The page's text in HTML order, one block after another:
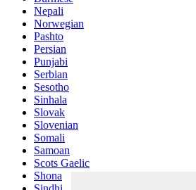
Nepali
Norwegian
Pashto
Persian
Punjabi
Serbian
Sesotho
Sinhala
Slovak
Slovenian
Somali
Samoan
Scots Gaelic
Shona